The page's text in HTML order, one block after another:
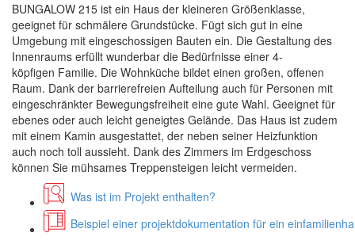
BUNGALOW 215 ist ein Haus der kleineren Größenklasse,
geeignet für schmälere Grundstücke. Fügt sich gut in eine
Umgebung mit eingeschossigen Bauten ein. Die Gestaltung des
Innenraums erfüllt wunderbar die Bedürfnisse einer 4-
köpfigen Familie. Die Wohnküche bildet einen großen, offenen
Raum. Dank der barrierefreien Aufteilung auch für Personen mit
eingeschränkter Bewegungsfreiheit eine gute Wahl. Geeignet für
ebenes oder auch leicht geneigtes Gelände. Das Haus ist zudem
mit einem Kamin ausgestattet, der neben seiner Heizfunktion
auch noch toll aussieht. Dank des Zimmers im Erdgeschoss
können Sie mühsames Treppensteigen leicht vermeiden.
Was ist im Projekt enthalten?
Beispiel einer projektdokumentation für ein